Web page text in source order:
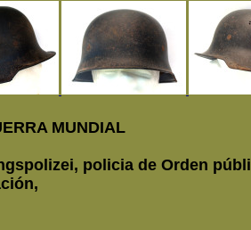
MUNDIAL
policia de Orden